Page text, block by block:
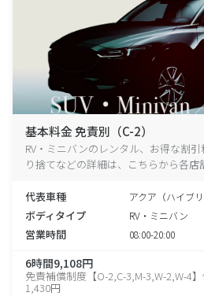
基本料金 免責別（C-2）
RV・ミニバンのレンタル、お得な割
り捨てなどの詳細は、こちらから各店
代表車種 アクア（ハイブ
ボディタイプ RV・ミニバン
営業時間 08:00-20:00
6時間9,108円
免責補償制度【O-2,C-3,M-3,W-2,W-4
1,430円